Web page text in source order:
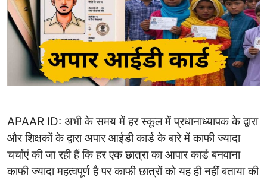
APAAR ID: अभी के समय में हर स्कूल में प्रधानाध्यापक के द्वारा
और शिक्षकों के द्वारा अपार आईडी कार्ड के बारे में काफी ज्यादा
चर्चाएं की जा रही हैं कि हर एक छात्रा का आपार कार्ड बनवाना
काफी ज्यादा महत्वपूर्ण है पर काफी छात्रों को यह ही नहीं बताया की